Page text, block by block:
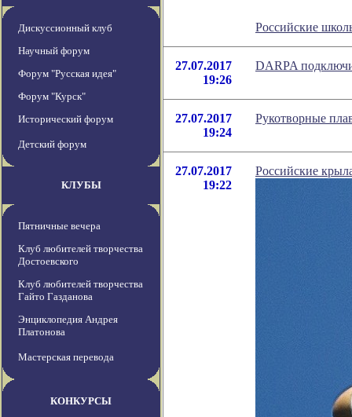
Дискуссионный клуб
Научный форум
Форум "Русская идея"
Форум "Курск"
Исторический форум
Детский форум
КЛУБЫ
Пятничные вечера
Клуб любителей творчества
Достоевского
Клуб любителей творчества
Гайто Газданова
Энциклопедия Андрея
Платонова
Мастерская перевода
КОНКУРСЫ
Российские
27.07.2017
19:26
DARPA
27.07.2017
19:24
Рукотворные
27.07.2017
19:22
Российские